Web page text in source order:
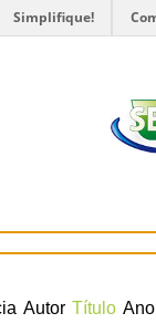
Simplifique!
Autor Título Ano